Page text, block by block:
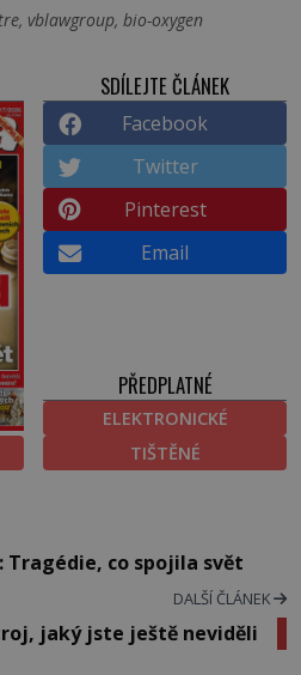
vblawgroup, bio-oxygen
SDÍLEJTE ČLÁNEK
Facebook
Twitter
Pinterest
Email
PŘEDPLATNÉ
ELEKTRONICKÉ
TIŠTĚNÉ
Tragédie, co spojila svět
DALŠÍ ČLÁNEK
jaký jste ještě neviděli